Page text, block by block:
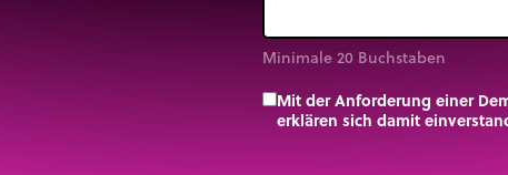
Minimale 20 Buchstaben
Mit der Anforderung einer
erklären sich damit